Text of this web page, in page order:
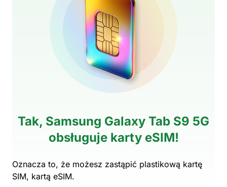
Tak, Samsung Galaxy Tab S9 5G
obsługuje karty eSIM!
Oznacza to, że możesz zastąpić plastikową kartę
SIM, kartą eSIM.